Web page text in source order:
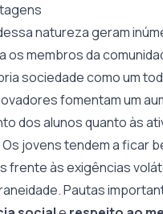
natureza geram
os membros da
sociedade como um
fomentam um
dos alunos quanto às
jovens tendem a ficar
frente às exigências
Pautas